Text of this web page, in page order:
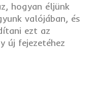
hogyan éljünk
valójában, és
ezt az
új fejezetéhez